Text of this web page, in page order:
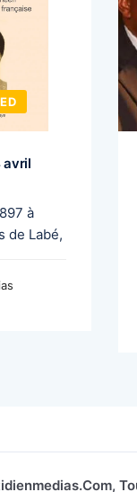
avril
à
de Labé,